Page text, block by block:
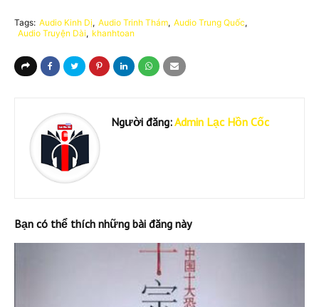
Tags: Audio Kinh Dị Audio Trinh Thám Audio Trung Quốc
Audio Truyện Dài
khanhtoan
Người đăng:Admin Lạc Hồn Cốc
Bạn có thể thích những bài đăng này